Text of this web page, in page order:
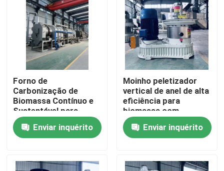
Casa
Forno de
Carbonização de
Biomassa Contínuo e
Sustentável para
Resíduos Agrícolas,
com Economia de
Energia
Enviar inquérito
Moinho peletizador
vertical de anel de alta
eficiência para
biomassa com
alimentação vertical e
design de economia
de energia
Enviar inquérito